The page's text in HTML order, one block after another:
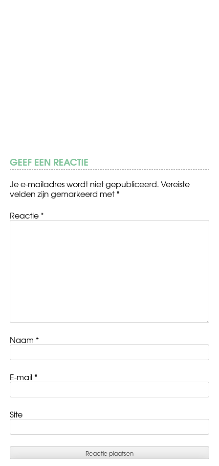
GEEF EEN REACTIE
Je e-mailadres wordt niet gepubliceerd. Vereiste
velden zijn gemarkeerd met*
Reactie *
Naam *
E-mail *
Site